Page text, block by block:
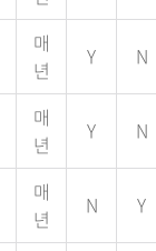
매
년
Y N
매
년
Y N
매
년
N Y